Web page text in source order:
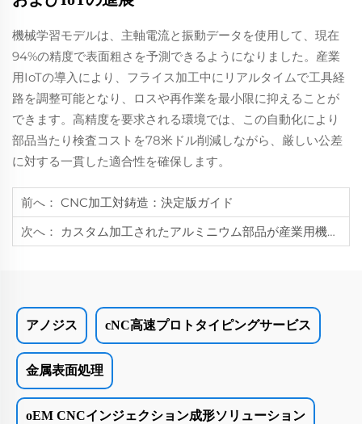
機械学習モデルは、主軸電流と振動データを使用して、現在
94%の精度で表面粗さを予測できるようになりました。産業
用IoTの導入により、フライス加工中にリアルタイムで工具経
路を調整可能となり、ロスや再作業を最小限に抑えることが
できます。高精度を要求される環境では、この自動化により
部品当たり検査コストを78米ドル削減しながら、厳しい公差
に対する一貫した適合性を確保します。
前へ： CNC加工対鋳造：決定版ガイド
次へ：
カスタム加工されたアルミニウム部品が産業用機器の耐久性を向上させる仕組み
アノジス cNC高速プロトタイピングサービス
金属表面処理
oEM CNCインジェクション成形ソリューション